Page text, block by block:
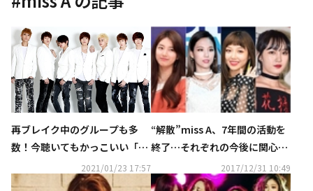
再ブレイク中のグループも多
数！今聴いてもかっこいい「第
2世代＆2.5世代アイドル」とは
2021/01/23 17:57
“解散”miss A、7年間の活動を
終了…それぞれの今後に関心集
2017/12/31 10:49